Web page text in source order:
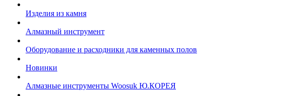
Изделия из камня
Алмазный инструмент
Оборудование и расходники для каменных полов
Новинки
Алмазные инструменты Woosuk Ю.КОРЕЯ